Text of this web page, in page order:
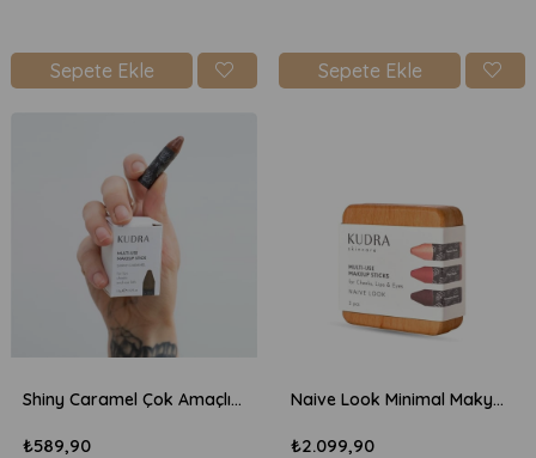
Sepete Ekle Sepete Ekle
Shiny Caramel Çok Amaçlı Makyaj Kalemi
₺589,90
Naive Look Minimal Makyaj Seti 3X3,5gr
₺2.099,90